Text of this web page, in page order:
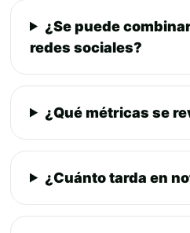
¿Se puede
redes sociales?
¿Qué métricas se
¿Cuánto tarda en